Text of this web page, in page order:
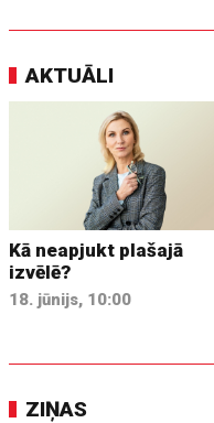
AKTUĀLI
Kā neapjukt plašajā
izvēlē?
18. jūnijs, 10:00
ZIŅAS